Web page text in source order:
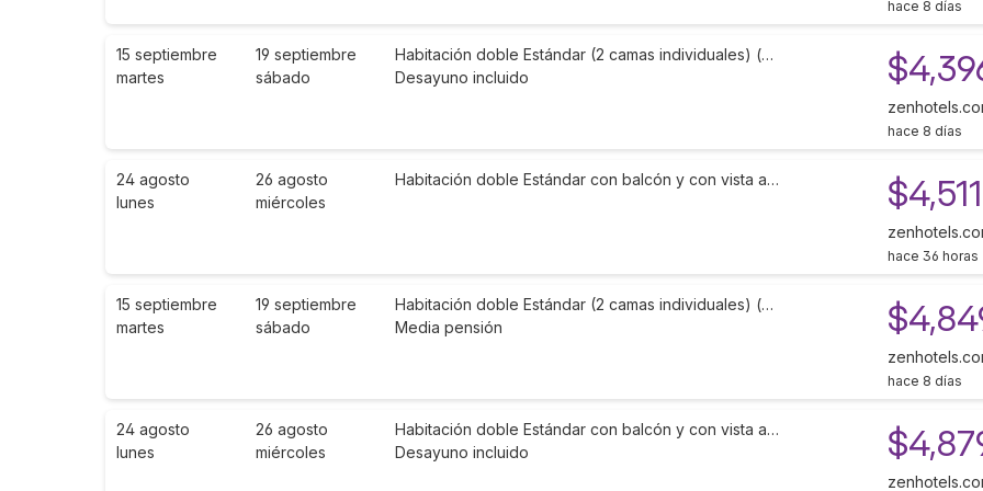
hace 8 días
15 septiembre
martes
19 septiembre
sábado
Habitación doble Estándar (2 camas individuales) (…
Desayuno incluido
hace 8 días
24 agosto
lunes
26 agosto
miércoles
Habitación doble Estándar con balcón y con vista a… $4,511
hace 36 horas
15 septiembre
martes
19 septiembre
sábado
Habitación doble Estándar (2 camas individuales) (…
Media pensión
hace 8 días
24 agosto
lunes
26 agosto
miércoles
Habitación doble Estándar con balcón y con vista a…
Desayuno incluido